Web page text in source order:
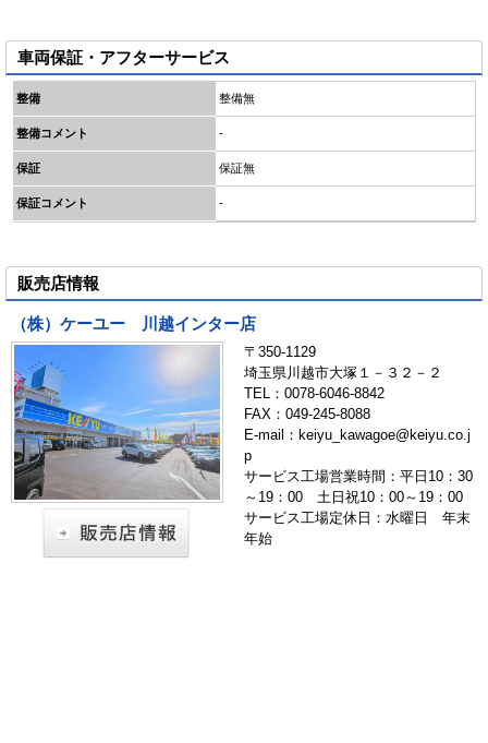
車両保証・アフターサービス
整備 整備無
整備コメント -
保証 保証無
保証コメント -
販売店情報
（株）ケーユー 川越インター店
〒350-1129
埼玉県川越市大塚１－３２－２
TEL：0078-6046-8842
FAX：049-245-8088
E-mail：keiyu_kawagoe@keiyu.co.j
p
サービス工場営業時間：平日10：30
～19：00 土日祝10：00～19：00
サービス工場定休日：水曜日 年末
年始